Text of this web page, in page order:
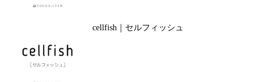
cellfish｜セルフィッシュ